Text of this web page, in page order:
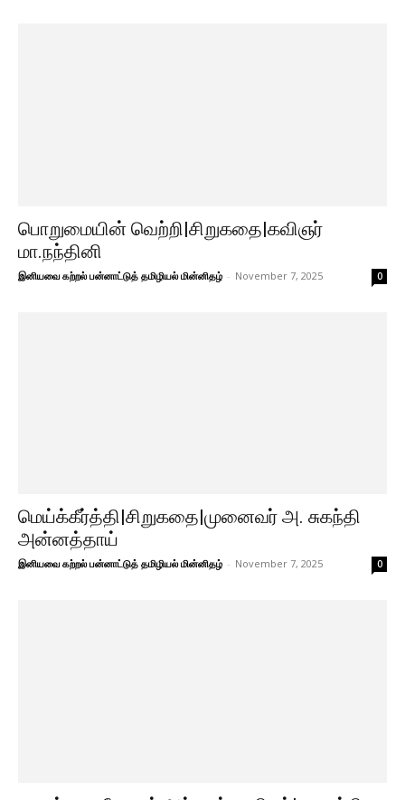
பொறுமையின் வெற்றி|சிறுகதை|கவிஞர்
மா.நந்தினி
இனியவை கற்றல் பன்னாட்டுத் தமிழியல் மின்னிதழ் - November 7, 2025 0
மெய்க்கீர்த்தி|சிறுகதை|முனைவர் அ. சுகந்தி
அன்னத்தாய்
இனியவை கற்றல் பன்னாட்டுத் தமிழியல் மின்னிதழ் - November 7, 2025 0